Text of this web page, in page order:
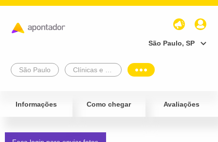
São Paulo, SP
São Paulo
Informações Como chegar Avaliações